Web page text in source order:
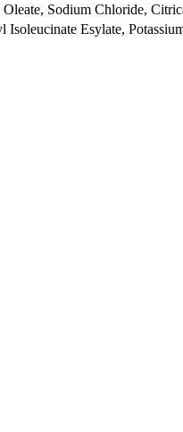
Sodium Chloride,
Esylate,